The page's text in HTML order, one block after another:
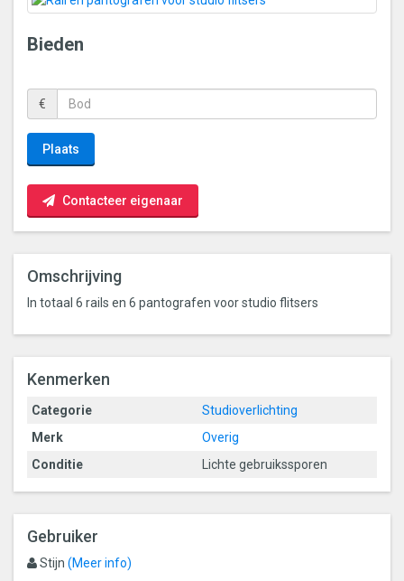
Bieden
€
Plaats
Contacteer eigenaar
Omschrijving
In totaal 6 rails en 6 pantografen voor studio flitsers
Kenmerken
Categorie
Studioverlichting
Merk
Overig
Conditie
Lichte gebruikssporen
Gebruiker
Stijn (Meer info)